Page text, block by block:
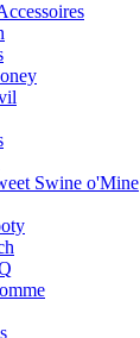
Swine o'Mine